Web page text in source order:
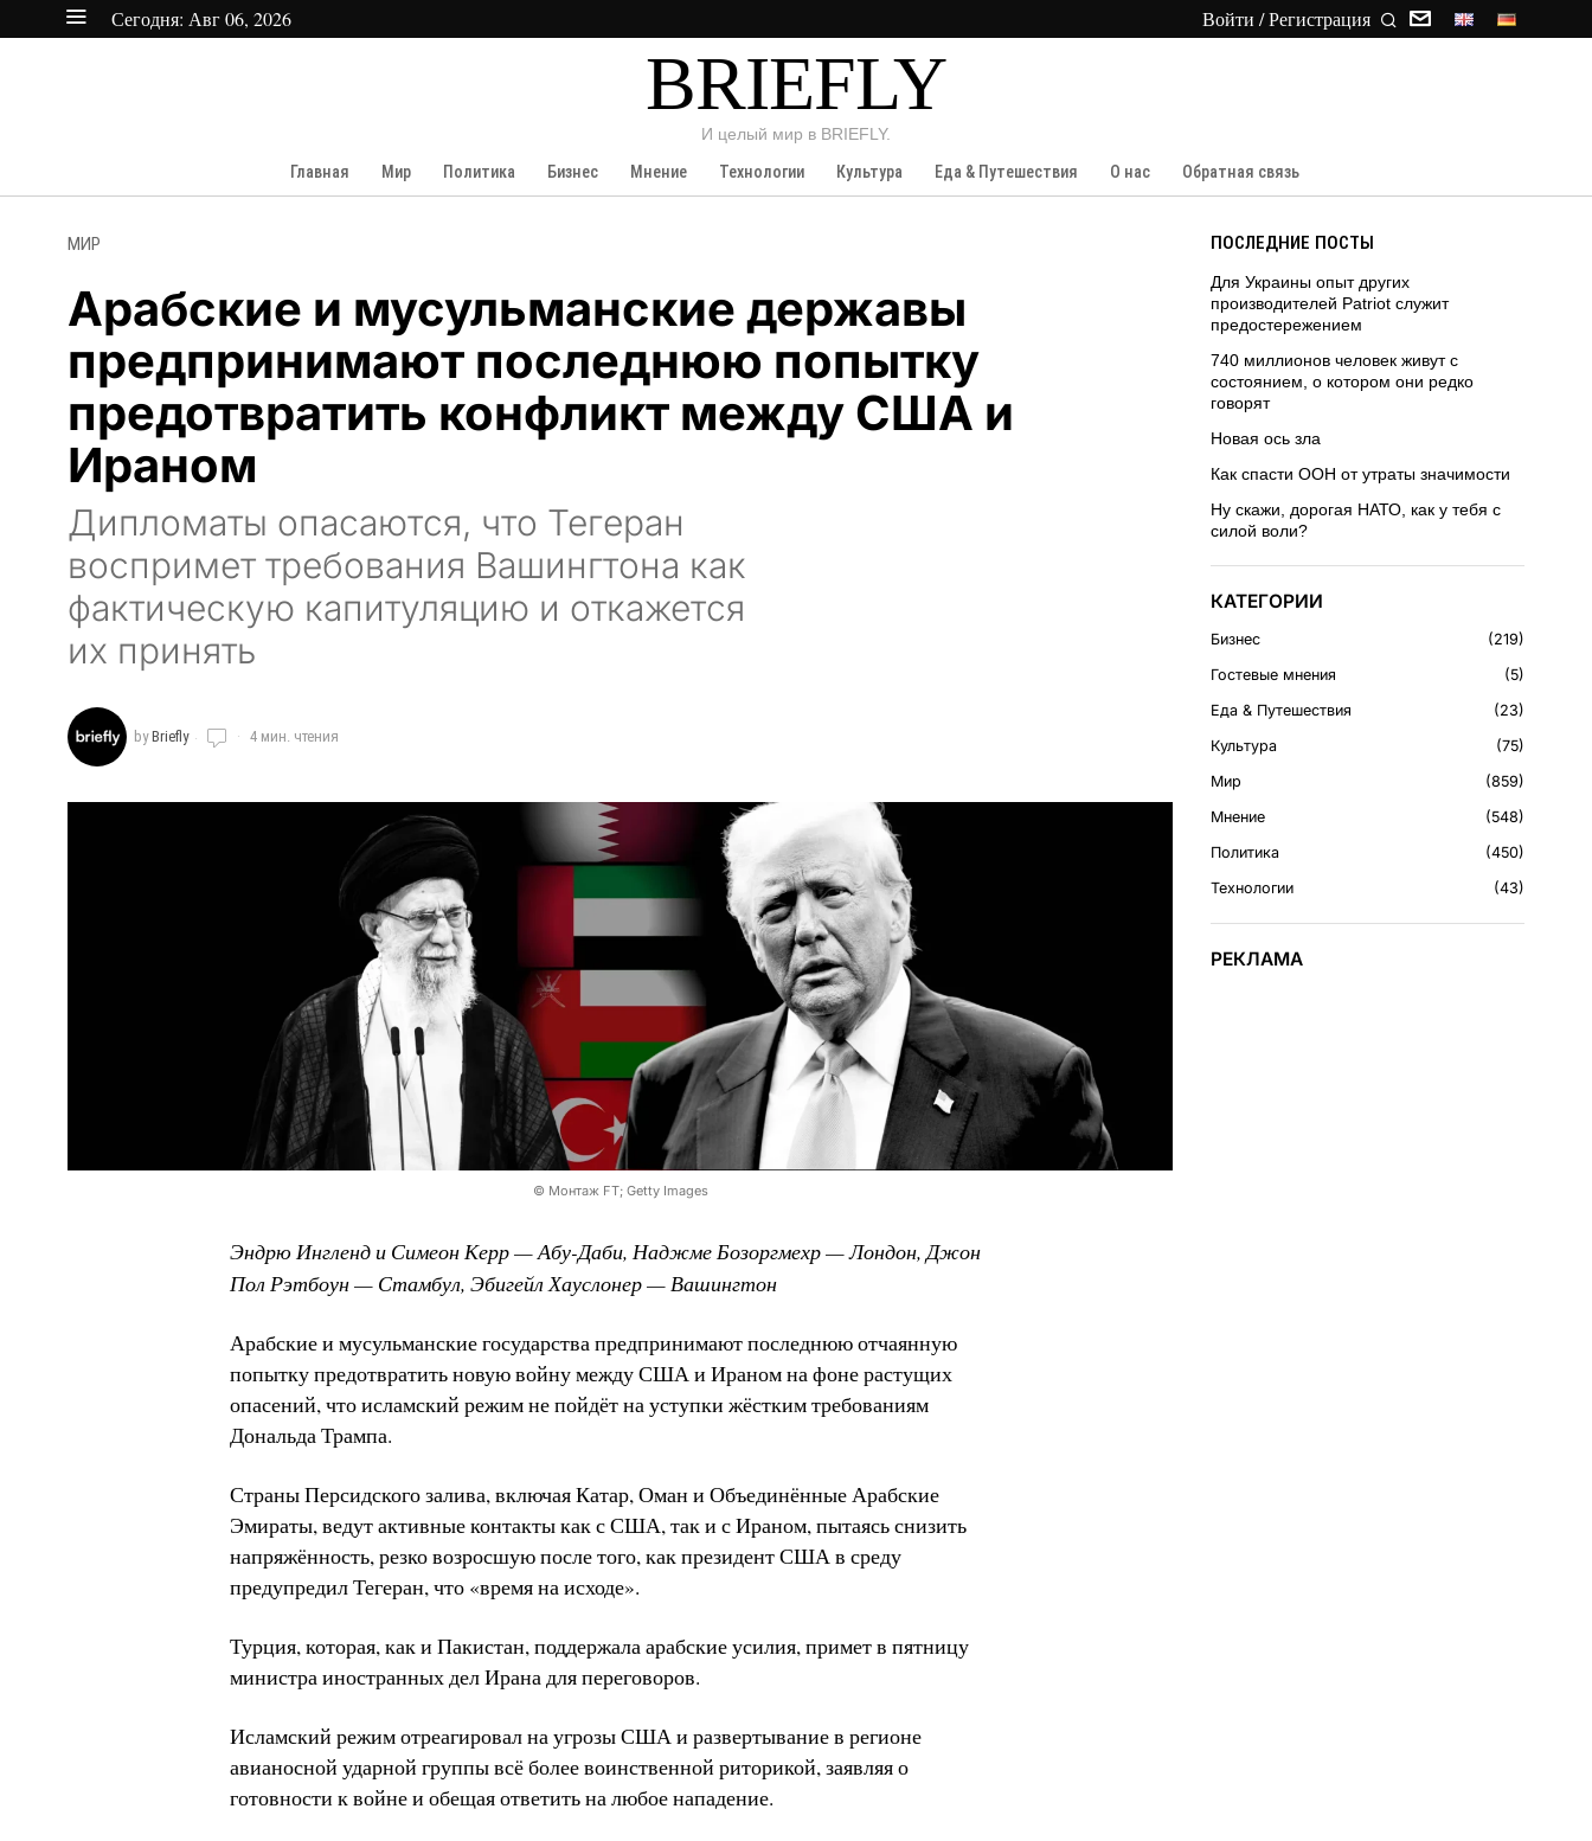
Сегодня: Авг 06, 2026 Войти / Регистрация
BRIEFLY
И целый мир в BRIEFLY.
Главная
Мир Политика Бизнес Мнение Технологии Культура Еда & Путешествия О нас Обратная связь
МИР
Арабские и мусульманские державы
предпринимают последнюю попытку
предотвратить конфликт между США и
Ираном
Дипломаты опасаются, что Тегеран
воспримет требования Вашингтона как
фактическую капитуляцию и откажется
их принять
byBriefly 4 мин. чтения
© Монтаж FT; Getty Images
Эндрю Ингленд и Симеон Керр — Абу-Даби, Наджме Бозоргмехр — Лондон, Джон
Пол Рэтбоун — Стамбул, Эбигейл Хауслонер — Вашингтон
Арабские и мусульманские государства предпринимают последнюю отчаянную
попытку предотвратить новую войну между США и Ираном на фоне растущих
опасений, что исламский режим не пойдёт на уступки жёстким требованиям
Дональда Трампа.
Страны Персидского залива, включая Катар, Оман и Объединённые Арабские
Эмираты, ведут активные контакты как с США, так и с Ираном, пытаясь снизить
напряжённость, резко возросшую после того, как президент США в среду
предупредил Тегеран, что «время на исходе».
Турция, которая, как и Пакистан, поддержала арабские усилия, примет в пятницу
министра иностранных дел Ирана для переговоров.
Исламский режим отреагировал на угрозы США и развертывание в регионе
авианосной ударной группы всё более воинственной риторикой, заявляя о
готовности к войне и обещая ответить на любое нападение.
ПОСЛЕДНИЕ ПОСТЫ
Для Украины опыт других
производителей Patriot служит
предостережением
740 миллионов человек живут с
состоянием, о котором они редко
говорят
Новая ось зла
Как спасти ООН от утраты значимости
Ну скажи, дорогая НАТО, как у тебя с
силой воли?
КАТЕГОРИИ
Бизнес
219
Гостевые мнения
5
Еда & Путешествия
23
Культура
75
Мир
859
Мнение
548
Политика
450
Технологии
43
РЕКЛАМА